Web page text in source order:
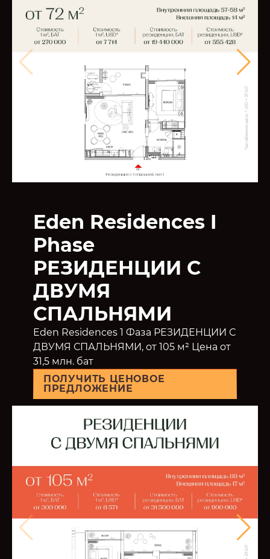
Eden Residences I
Phase
РЕЗИДЕНЦИИ С
ДВУМЯ
СПАЛЬНЯМИ
Eden Residences 1 Фаза РЕЗИДЕНЦИИ С
ДВУМЯ СПАЛЬНЯМИ, от 105 м² Цена от
31,5 млн. бат
ПОЛУЧИТЬ ЦЕНОВОЕ
ПРЕДЛОЖЕНИЕ